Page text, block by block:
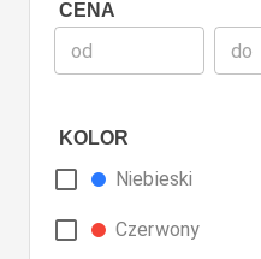
CENA
KOLOR
Niebieski
Czerwony